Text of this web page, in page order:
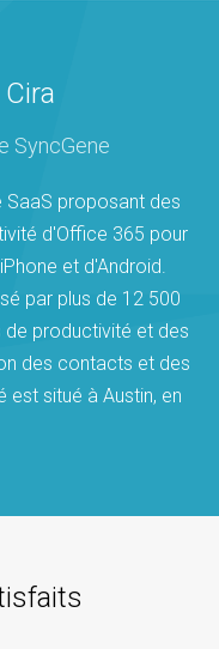
SyncGene
SaaS proposant des
d'Office 365 pour
et d'Android.
par plus de 12 500
de productivité et des
des contacts et des
est situé à Austin, en